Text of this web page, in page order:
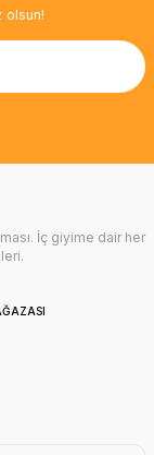
olsun!
İç giyime dair her